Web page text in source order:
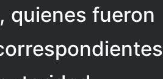
quienes fueron